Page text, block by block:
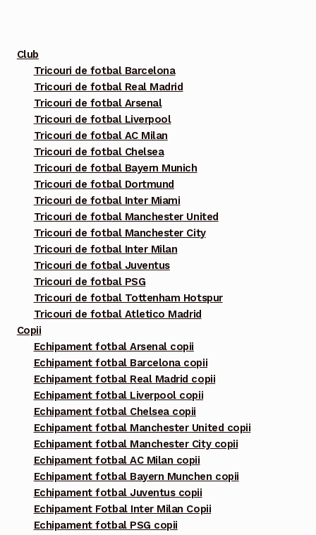
Club
Tricouri de fotbal Barcelona
Tricouri de fotbal Real Madrid
Tricouri de fotbal Arsenal
Tricouri de fotbal Liverpool
Tricouri de fotbal AC Milan
Tricouri de fotbal Chelsea
Tricouri de fotbal Bayern Munich
Tricouri de fotbal Dortmund
Tricouri de fotbal Inter Miami
Tricouri de fotbal Manchester United
Tricouri de fotbal Manchester City
Tricouri de fotbal Inter Milan
Tricouri de fotbal Juventus
Tricouri de fotbal PSG
Tricouri de fotbal Tottenham Hotspur
Tricouri de fotbal Atletico Madrid
Copii
Echipament fotbal Arsenal copii
Echipament fotbal Barcelona copii
Echipament fotbal Real Madrid copii
Echipament fotbal Liverpool copii
Echipament fotbal Chelsea copii
Echipament fotbal Manchester United copii
Echipament fotbal Manchester City copii
Echipament fotbal AC Milan copii
Echipament fotbal Bayern Munchen copii
Echipament fotbal Juventus copii
Echipament Fotbal Inter Milan Copii
Echipament fotbal PSG copii